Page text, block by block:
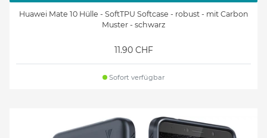
Huawei Mate 10 Hülle - SoftTPU Softcase - robust - mit Carbon
Muster - schwarz
11.90 CHF
Sofort verfügbar